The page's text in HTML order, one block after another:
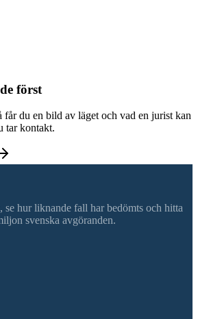
först
får du en bild av läget och vad en jurist kan
tar kontakt.
se hur liknande fall har bedömts och hitta
svenska avgöranden.